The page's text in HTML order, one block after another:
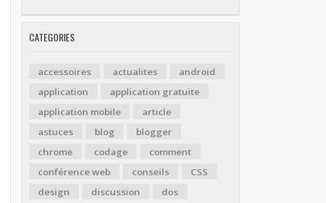
CATEGORIES
accessoires actualites
android
application
application gratuite
application mobile
article
astuces
blog
blogger
chrome
codage
comment
conférence web
conseils
CSS
design
discussion
dos